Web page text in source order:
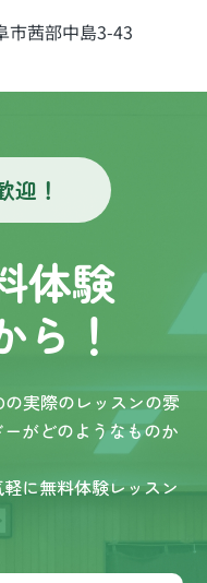
市茜部中島3-43
迎！
体験
ら！
実際のレッスンの雰
がどのようなものか
に無料体験レッスン